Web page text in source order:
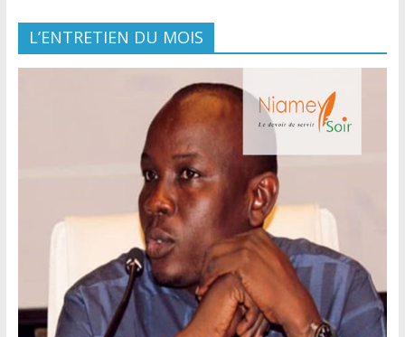
L’ENTRETIEN DU MOIS